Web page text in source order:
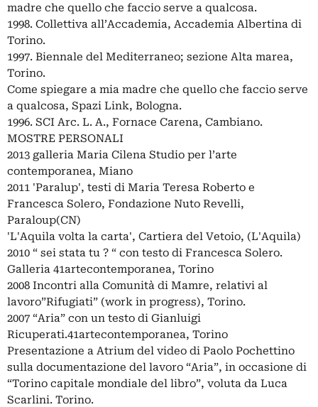
madre che quello che faccio serve a qualcosa.
1998. Collettiva all’Accademia, Accademia Albertina di
Torino.
1997. Biennale del Mediterraneo; sezione Alta marea,
Torino.
Come spiegare a mia madre che quello che faccio serve
a qualcosa, Spazi Link, Bologna.
1996. SCI Arc. L. A., Fornace Carena, Cambiano.
MOSTRE PERSONALI
2013 galleria Maria Cilena Studio per l’arte
contemporanea, Miano
2011 'Paralup', testi di Maria Teresa Roberto e
Francesca Solero, Fondazione Nuto Revelli,
Paraloup(CN)
'L'Aquila volta la carta', Cartiera del Vetoio, (L'Aquila)
2010 “ sei stata tu ? “ con testo di Francesca Solero.
Galleria 41artecontemporanea, Torino
2008 Incontri alla Comunità di Mamre, relativi al
lavoro”Rifugiati” (work in progress), Torino.
2007 “Aria” con un testo di Gianluigi
Ricuperati.41artecontemporanea, Torino
Presentazione a Atrium del video di Paolo Pochettino
sulla documentazione del lavoro “Aria”, in occasione di
“Torino capitale mondiale del libro”, voluta da Luca
Scarlini. Torino.